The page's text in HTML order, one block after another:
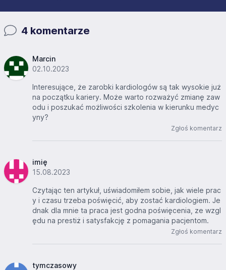
4 komentarze
Marcin
02.10.2023
Interesujące, że zarobki kardiologów są tak wysokie już
na początku kariery. Może warto rozważyć zmianę zaw
odu i poszukać możliwości szkolenia w kierunku medyc
yny?
Zgłoś komentarz
imię
15.08.2023
Czytając ten artykuł, uświadomiłem sobie, jak wiele prac
y i czasu trzeba poświęcić, aby zostać kardiologiem. Je
dnak dla mnie ta praca jest godna poświęcenia, ze wzgl
ędu na prestiż i satysfakcję z pomagania pacjentom.
Zgłoś komentarz
tymczasowy